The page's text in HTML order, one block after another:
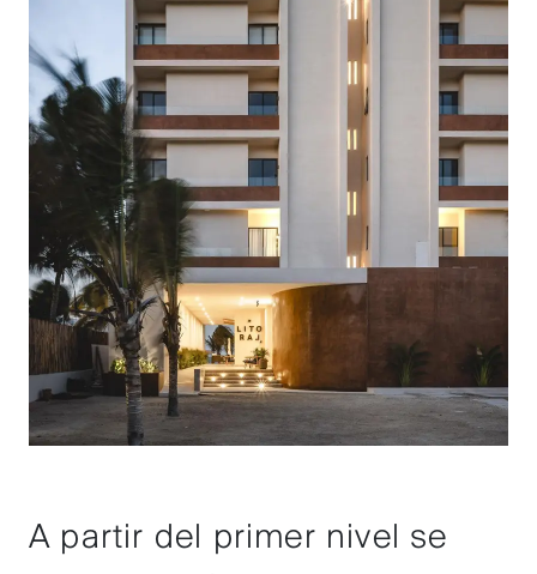
A partir del primer nivel se